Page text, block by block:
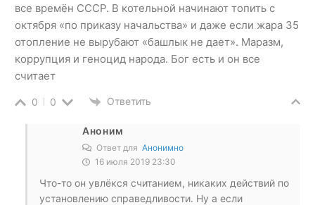
все времён СССР. В котельной начинают топить с
октября «по приказу начальства» и даже если жара 35
отопление не вырубают «башлык не дает». Маразм,
коррупция и геноцид народа. Бог есть и он все
считает
0 0 Ответить
Аноним
Ответ для Анонимно
16 июля 2019 23:30
Что-то он увлёкся считанием, никаких действий по
установлению справедливости. Ну а если